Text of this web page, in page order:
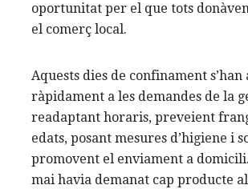
oportunitat per el que tots
el comerç local.
Aquests dies de confinament
ràpidament a les demandes de la
readaptant horaris, preveient
edats, posant mesures d’higiene i
promovent el enviament a
mai havia demanat cap producte